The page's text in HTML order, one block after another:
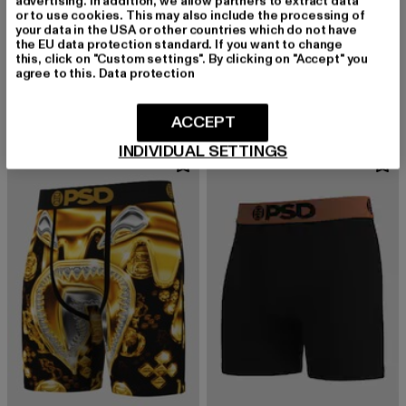
PSD
DUCK CAMO BOXER
PSD
LUX MODAL
or to use cookies. This may also include the processing of
your data in the USA or other countries which do not have
the EU data protection standard. If you want to change
this, click on "Custom settings". By clicking on "Accept" you
agree to this. Data protection
INDIVIDUAL SETTINGS
ACCEPT